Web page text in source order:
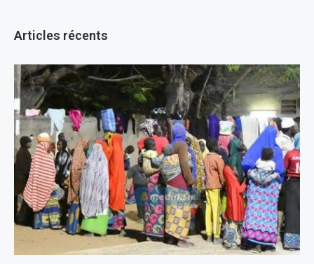
Articles récents